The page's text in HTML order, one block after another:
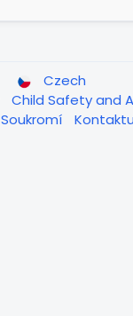
Czech
Child Safety and
Soukromí